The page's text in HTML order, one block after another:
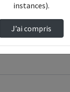
instances).
J’ai compris